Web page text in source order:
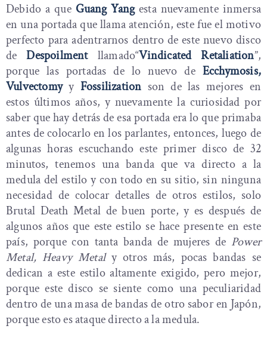
Debido a que Guang Yangesta nuevamente inmersa
en una portada que llama atención, este fue el motivo
perfecto para adentrarnos dentro de este nuevo disco
deDespoilment llamado“Vindicated Retaliation”,
porque las portadas de lo nuevo de Ecchymosis,
Vulvectomyy Fossilization son de las mejores en
estos últimos años, y nuevamente la curiosidad por
saber que hay detrás de esa portada era lo que primaba
antes de colocarlo en los parlantes, entonces, luego de
algunas horas escuchando este primer disco de 32
minutos, tenemos una banda que va directo a la
medula del estilo y con todo en su sitio, sin ninguna
necesidad de colocar detalles de otros estilos, solo
Brutal Death Metal de buen porte, y es después de
algunos años que este estilo se hace presente en este
país, porque con tanta banda de mujeres de Power
Metal, Heavy Metaly otros más, pocas bandas se
dedican a este estilo altamente exigido, pero mejor,
porque este disco se siente como una peculiaridad
dentro de una masa de bandas de otro sabor en Japón,
porque esto es ataque directo a la medula.